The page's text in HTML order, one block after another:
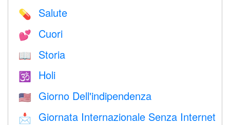
💊 Salute
💕 Cuori
📖 Storia
🕉 Holi
🇺🇸 Giorno Dell'indipendenza
📩 Giornata Internazionale Senza Internet